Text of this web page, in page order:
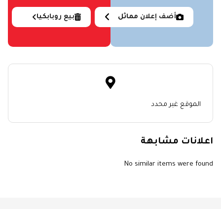
أضف إعلان مماثل بيع روبابكيا
الموقع غير محدد
اعلانات مشابهة
No similar items were found